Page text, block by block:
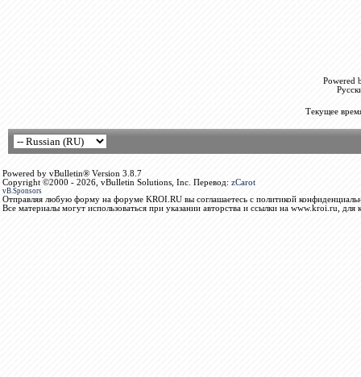
Powered
Текущее
Powered by vBulletin® Version 3.8.7
Copyright ©2000 - 2026, vBulletin Solutions, Inc. Перевод: zCarot
vB.Sponsors
Отправляя любую форму на форуме KROI.RU вы соглашаетесь с политикой
Все материалы могут использоваться при указании авторства и ссылки на www.kroi.ru, для